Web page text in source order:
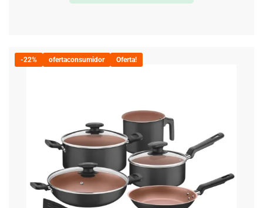
-22% ofertaconsumidor Oferta!